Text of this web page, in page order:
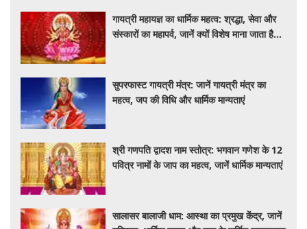
गायत्री महायज्ञ का धार्मिक महत्व: श्रद्धा, सेवा और
संस्कारों का महापर्व, जानें क्यों विशेष माना जाता है
सुपरफास्ट गायत्री मंत्र: जानें गायत्री मंत्र का
महत्व, जप की विधि और धार्मिक मान्यताएं
श्री गणपति द्वादश नाम स्तोत्र: भगवान गणेश के 12
पवित्र नामों के जाप का महत्व, जानें धार्मिक मान्यताएं
सालासर बालाजी धाम: आस्था का प्रमुख केंद्र, जानें